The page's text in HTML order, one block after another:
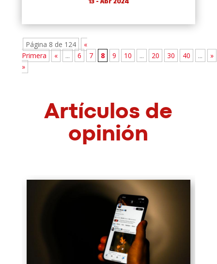
Página 8 de 124
«
Primera
« ... 6 7 8 9 10 ... 20 30 40 ...
»
»
Artículos de
opinión